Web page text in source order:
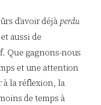
d’avoir déjà perdu
aussi de
Que gagnons-nous
et une attention
à la réflexion, la
de temps à